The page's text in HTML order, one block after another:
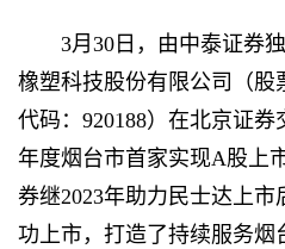
3月30日，由中泰证券
橡塑科技股份有限公司（股
代码：920188）在北京证
年度烟台市首家实现A股上
券继2023年助力民士达上
功上市，打造了持续服务烟